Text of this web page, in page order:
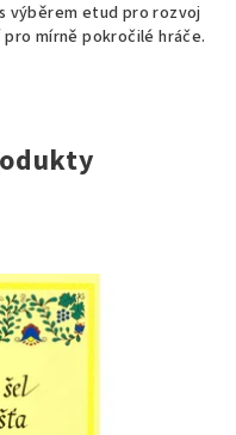
výběrem etud pro rozvoj
mírně pokročilé hráče.